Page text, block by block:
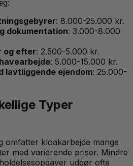
: 8.000-25.000 kr.
dokumentation: 3.000-8.000
og efter: 2.500-5.000 kr.
: 5.000-15.000 kr.
lavtliggende ejendom: 25.000-
Typer
omfatter kloakarbejde mange
med varierende priser. Mindre
udgør ofte